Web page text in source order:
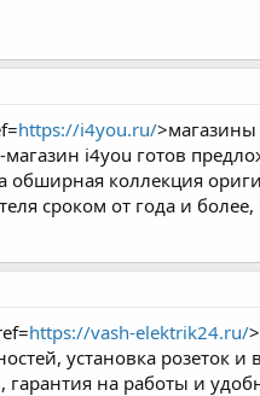
https://i4you.ru/
магазин i4you готов
обширная коллекция
сроком от года и
https://vash-elektrik24.ru/>
установка
гарантия на работы и